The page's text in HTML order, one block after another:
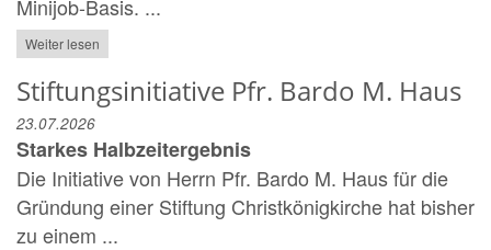
Minijob-Basis. ...
Weiter lesen
Stiftungsinitiative Pfr. Bardo M. Haus
23.07.2026
Starkes Halbzeitergebnis
Die Initiative von Herrn Pfr. Bardo M. Haus für die
Gründung einer Stiftung Christkönigkirche hat bisher
zu einem ...